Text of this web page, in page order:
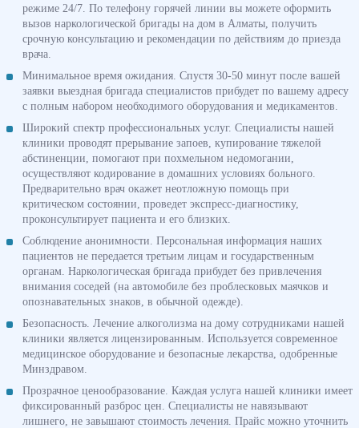
режиме 24/7. По телефону горячей линии вы можете оформить
вызов наркологической бригады на дом в Алматы, получить
срочную консультацию и рекомендации по действиям до приезда
врача.
Минимальное время ожидания. Спустя 30-50 минут после вашей
заявки выездная бригада специалистов прибудет по вашему адресу
с полным набором необходимого оборудования и медикаментов.
Широкий спектр профессиональных услуг. Специалисты нашей
клиники проводят прерывание запоев, купирование тяжелой
абстиненции, помогают при похмельном недомогании,
осуществляют кодирование в домашних условиях больного.
Предварительно врач окажет неотложную помощь при
критическом состоянии, проведет экспресс-диагностику,
проконсультирует пациента и его близких.
Соблюдение анонимности. Персональная информация наших
пациентов не передается третьим лицам и государственным
органам. Наркологическая бригада прибудет без привлечения
внимания соседей (на автомобиле без проблесковых маячков и
опознавательных знаков, в обычной одежде).
Безопасность. Лечение алкоголизма на дому сотрудниками нашей
клиники является лицензированным. Используется современное
медицинское оборудование и безопасные лекарства, одобренные
Минздравом.
Прозрачное ценообразование. Каждая услуга нашей клиники имеет
фиксированный разброс цен. Специалисты не навязывают
лишнего, не завышают стоимость лечения. Прайс можно уточнить